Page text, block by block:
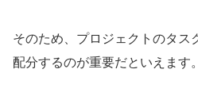
そのため、プロジェクトのタス
配分するのが重要だといえます。